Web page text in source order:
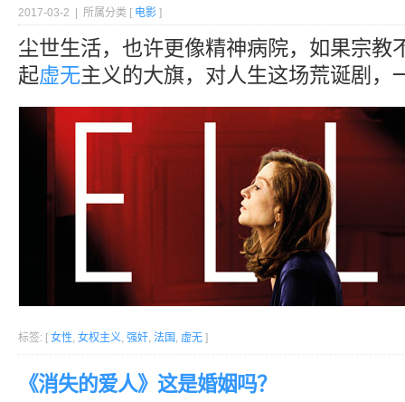
2017-03-2 | 所属分类 [ 电影 ]
尘世生活，也许更像精神病院，如果宗教
起虚无主义的大旗，对人生这场荒诞剧，
标签: [ 女性, 女权主义, 强奸, 法国 , 虚无 ]
《消失的爱人》这是婚姻吗？